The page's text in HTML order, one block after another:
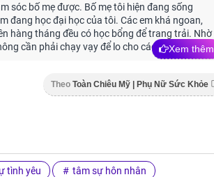
sóc bố mẹ được. Bố mẹ tôi hiện đang sống
đang học đại học của tôi. Các em khá ngoan,
hàng tháng đều có học bổng để trang trải. Nhờ
cần phải chạy vạy để lo cho các em ăn học.
Xem thêm
Theo Toàn Chiêu Mỹ | Phụ Nữ Sức Khỏe
tình yêu tâm sự hôn nhân